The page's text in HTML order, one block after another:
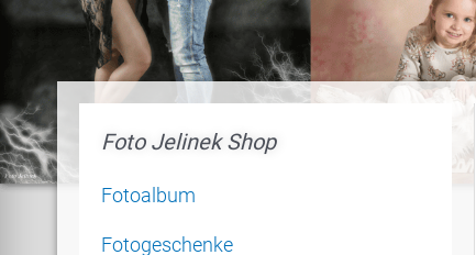
Foto Jelinek Shop
Fotoalbum
Fotogeschenke